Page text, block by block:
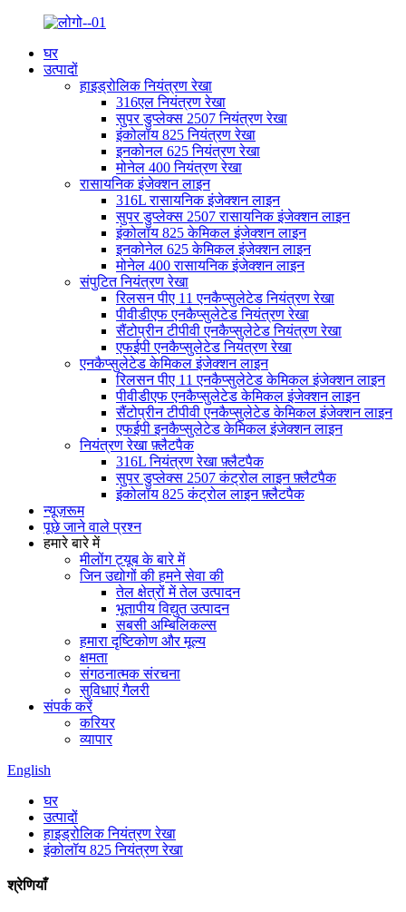
घर
उत्पादों
हाइड्रोलिक नियंत्रण रेखा
316एल नियंत्रण रेखा
सुपर डुप्लेक्स 2507 नियंत्रण रेखा
इंकोलॉय 825 नियंत्रण रेखा
इनकोनल 625 नियंत्रण रेखा
मोनेल 400 नियंत्रण रेखा
रासायनिक इंजेक्शन लाइन
316L रासायनिक इंजेक्शन लाइन
सुपर डुप्लेक्स 2507 रासायनिक इंजेक्शन लाइन
इंकोलॉय 825 केमिकल इंजेक्शन लाइन
इनकोनेल 625 केमिकल इंजेक्शन लाइन
मोनेल 400 रासायनिक इंजेक्शन लाइन
संपुटित नियंत्रण रेखा
रिलसन पीए 11 एनकैप्सुलेटेड नियंत्रण रेखा
पीवीडीएफ एनकैप्सुलेटेड नियंत्रण रेखा
सैंटोप्रीन टीपीवी एनकैप्सुलेटेड नियंत्रण रेखा
एफईपी एनकैप्सुलेटेड नियंत्रण रेखा
एनकैप्सुलेटेड केमिकल इंजेक्शन लाइन
रिलसन पीए 11 एनकैप्सुलेटेड केमिकल इंजेक्शन लाइन
पीवीडीएफ एनकैप्सुलेटेड केमिकल इंजेक्शन लाइन
सैंटोप्रीन टीपीवी एनकैप्सुलेटेड केमिकल इंजेक्शन लाइन
एफईपी इनकैप्सुलेटेड केमिकल इंजेक्शन लाइन
नियंत्रण रेखा फ़्लैटपैक
316L नियंत्रण रेखा फ़्लैटपैक
सुपर डुप्लेक्स 2507 कंट्रोल लाइन फ़्लैटपैक
इंकोलॉय 825 कंट्रोल लाइन फ़्लैटपैक
न्यूज़रूम
पूछे जाने वाले प्रश्न
हमारे बारे में
मीलोंग ट्यूब के बारे में
जिन उद्योगों की हमने सेवा की
तेल क्षेत्रों में तेल उत्पादन
भूतापीय विद्युत उत्पादन
सबसी अम्बिलिकल्स
हमारा दृष्टिकोण और मूल्य
क्षमता
संगठनात्मक संरचना
सुविधाएं गैलरी
संपर्क करें
करियर
व्यापार
English
घर
उत्पादों
हाइड्रोलिक नियंत्रण रेखा
इंकोलॉय 825 नियंत्रण रेखा
श्रेणियाँ